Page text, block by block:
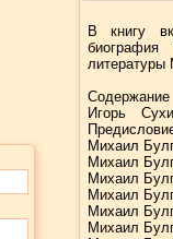
В книгу
литературы
Содержание
Игорь
Михаил
Михаил
Михаил
Михаил
Михаил
Михаил